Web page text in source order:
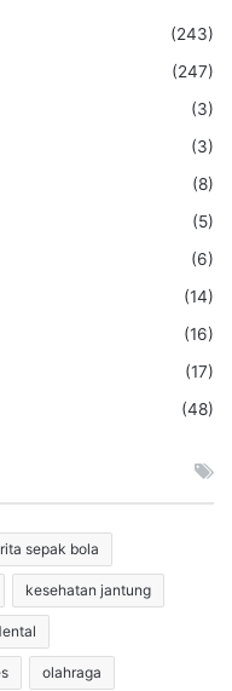
(243)
(247)
(3)
(3)
(8)
(5)
(6)
(14)
(16)
(17)
(48)
sepak bola
kesehatan jantung
olahraga